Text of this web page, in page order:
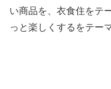
い商品を、衣食住をテ
っと楽しくするをテー